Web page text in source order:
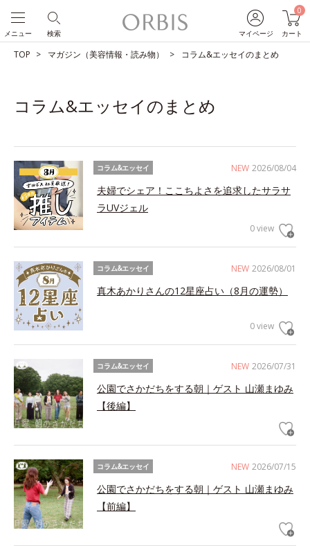
マイページ
0
カート
検索
メニュー
TOP マガジン（美容情報・読み物） コラム&エッセイのまとめ
コラム&エッセイのまとめ
NEW 2026/08/04
コラム&エッセイ
夫婦でシェア！ここちよさを追求したサラサ
ラUVジェル
0 view
NEW 2026/08/01
コラム&エッセイ
真木あかりさんの12星座占い（8月の運勢）
0 view
NEW 2026/07/31
コラム&エッセイ
公園でさかだちをする朝｜ゲスト 山瀬まゆみ
【後編】
NEW 2026/07/15
コラム&エッセイ
公園でさかだちをする朝｜ゲスト 山瀬まゆみ
【前編】